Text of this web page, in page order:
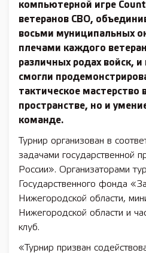
компьютерной игре
ветеранов СВО,
восьми муниципальных
плечами каждого
различных родах войск,
смогли
тактическое мастерство
пространстве, но и
команде.
Турнир организован в
задачами государственной
России». Организаторами
Государственного фонда
Нижегородской области,
Нижегородской области и
клуб.
«Турнир призван